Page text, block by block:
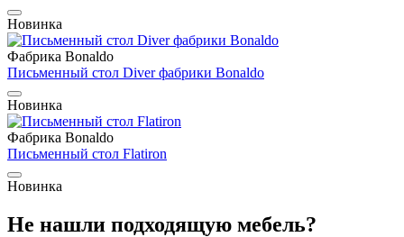
Новинка
Фабрика Bonaldo
Письменный стол Diver фабрики Bonaldo
Новинка
Фабрика Bonaldo
Письменный стол Flatiron
Новинка
Не нашли подходящую мебель?